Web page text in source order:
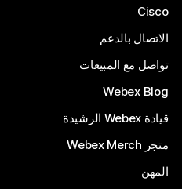
Cisco
الاتصال بالدعم
تواصل مع المبيعات
Webex Blog
قيادة Webex الرشيدة
متجر Webex Merch
المهن